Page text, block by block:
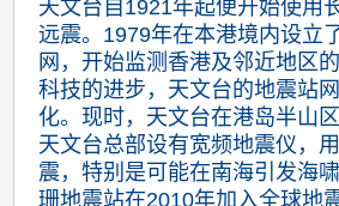
天文台自1921年起便开始使用
远震。1979年在本港境内设立
网，开始监测香港及邻近地区
科技的进步，天文台的地震站
化。现时，天文台在港岛半山
天文台总部设有宽频地震仪，
震，特别是可能在南海引发海
珊地震站在2010年加入全球地